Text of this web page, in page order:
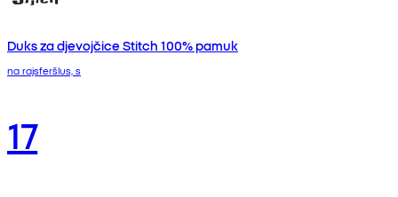
Duks za djevojčice Stitch 100% pamuk
na rajsferšlus, s
17